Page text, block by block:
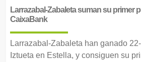
Larrazabal-Zabaleta suman su primer
CaixaBank
Larrazabal-Zabaleta han ganado
Iztueta en Estella, y consiguen su